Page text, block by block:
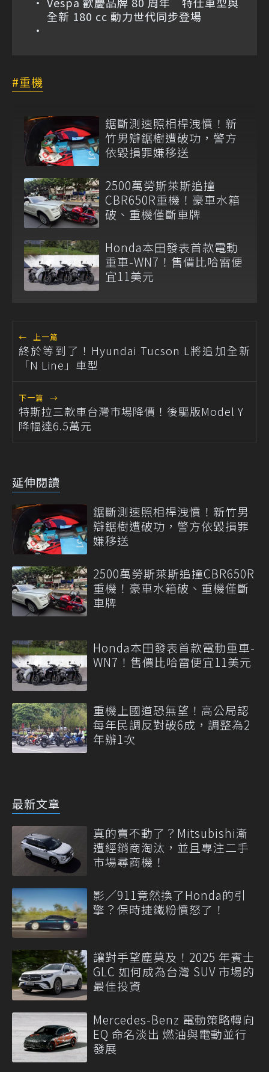
全新 180 cc 動力世代同步登場
重機
鋸斷測速照相桿洩憤！新
竹男辯鋸樹遭破功，警方
依毀損罪嫌移送
2500萬勞斯萊斯追撞
CBR650R重機！豪車水箱
破、重機僅斷車牌
Honda本田發表首款電動
重車-WN7！售價比哈雷便
宜11美元
← 上一篇
終於等到了！Hyundai Tucson L將追加全新
「N Line」車型
下一篇 →
特斯拉三款車台灣市場降價！後驅版Model Y
降幅達6.5萬元
延伸閱讀
鋸斷測速照相桿洩憤！新竹男
辯鋸樹遭破功，警方依毀損罪
嫌移送
2500萬勞斯萊斯追撞CBR650R
重機！豪車水箱破、重機僅斷
車牌
Honda本田發表首款電動重車-
WN7！售價比哈雷便宜11美元
重機上國道恐無望！高公局認
每年民調反對破6成，調整為2
年辦1次
最新文章
真的賣不動了？Mitsubishi漸
遭經銷商淘汰，並且專注二手
市場尋商機！
影／911竟然換了Honda的引
擎？保時捷鐵粉憤怒了！
讓對手望塵莫及！2025 年賓士
GLC 如何成為台灣 SUV 市場的
最佳投資
Mercedes-Benz 電動策略轉向
EQ 命名淡出 燃油與電動並行
發展